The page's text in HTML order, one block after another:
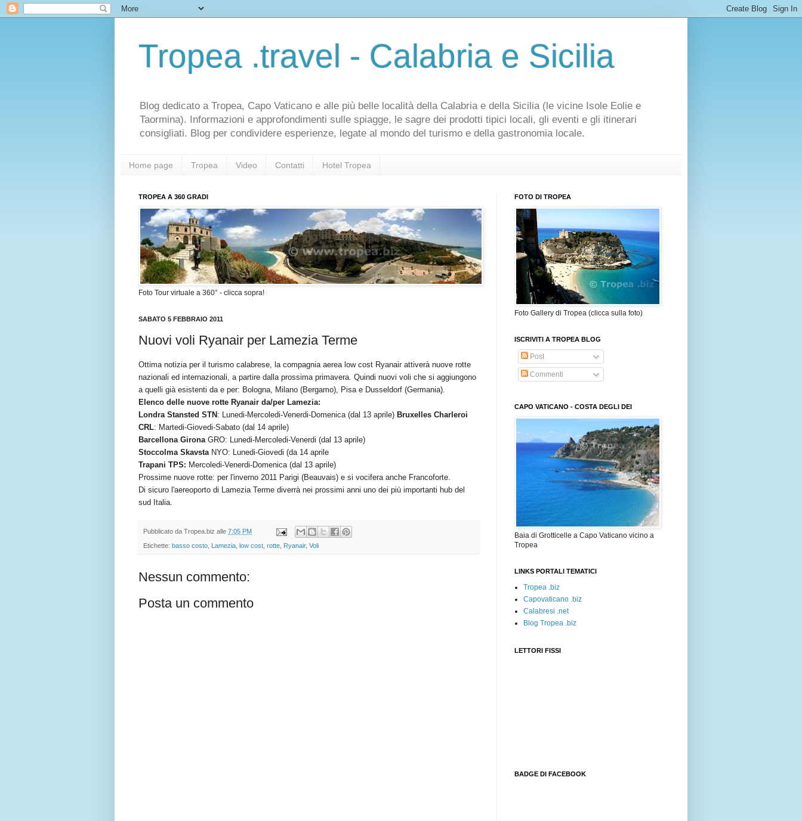
Tropea .travel - Calabria e Sicilia
Blog dedicato a Tropea, Capo Vaticano e alle più belle località della Calabria e della Sicilia (le vicine Isole Eolie e
Taormina). Informazioni e approfondimenti sulle spiagge, le sagre dei prodotti tipici locali, gli eventi e gli itinerari
consigliati. Blog per condividere esperienze, legate al mondo del turismo e della gastronomia locale.
Home page Tropea Video Contatti Hotel Tropea
TROPEA A 360 GRADI
Foto Tour virtuale a 360° - clicca sopra!
SABATO 5 FEBBRAIO 2011
Nuovi voli Ryanair per Lamezia Terme
Ottima notizia per il turismo calabrese, la compagnia aerea low cost Ryanair attiverà nuove rotte
nazionali ed internazionali, a partire dalla prossima primavera. Quindi nuovi voli che si aggiungono
a quelli già esistenti da e per: Bologna, Milano (Bergamo), Pisa e Dusseldorf (Germania).
Elenco delle nuove rotte Ryanair da/per Lamezia:
Londra Stansted STN : Lunedi-Mercoledi-Venerdi-Domenica (dal 13 aprile) Bruxelles Charleroi
CRL: Martedi-Giovedi-Sabato (dal 14 aprile)
Barcellona Girona GRO: Lunedi-Mercoledi-Venerdi (dal 13 aprile)
Stoccolma Skavsta NYO: Lunedi-Giovedi (da 14 aprile
Trapani TPS: Mercoledi-Venerdi-Domenica (dal 13 aprile)
Prossime nuove rotte: per l'inverno 2011 Parigi (Beauvais) e si vocifera anche Francoforte.
Di sicuro l'aereoporto di Lamezia Terme diverrà nei prossimi anni uno dei più importanti hub del
sud Italia.
Pubblicato da Tropea.biz alle 7:05 PM
Etichette: basso costo Lamezia low cost rotte Ryanair, Voli
Nessun commento:
Posta un commento
FOTO DI TROPEA
Foto Gallery di Tropea (clicca sulla foto)
ISCRIVITI A TROPEA BLOG
Post
Commenti
CAPO VATICANO - COSTA DEGLI DEI
Baia di Grotticelle a Capo Vaticano vicino a
Tropea
LINKS PORTALI TEMATICI
Tropea .biz
Capovaticano .biz
Calabresi .net
Blog Tropea .biz
LETTORI FISSI
BADGE DI FACEBOOK